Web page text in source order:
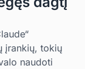
įrankių, tokių
naudoti